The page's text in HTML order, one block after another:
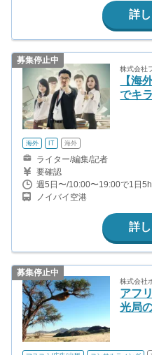
詳
募集停止中
株式会社
【海
でキ
海外 IT 海外
ライター/編集/記者
要確認
週5日〜/10:00〜19:00で1日
ノイバイ空港
詳
募集停止中
株式会社
アフ
光局